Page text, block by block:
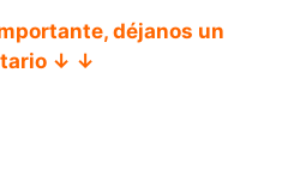
déjanos un
↓ ↓